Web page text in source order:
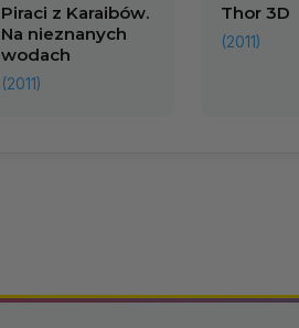
Piraci z Karaibów.
Na nieznanych
wodach
(2011)
Thor 3D
(2011)